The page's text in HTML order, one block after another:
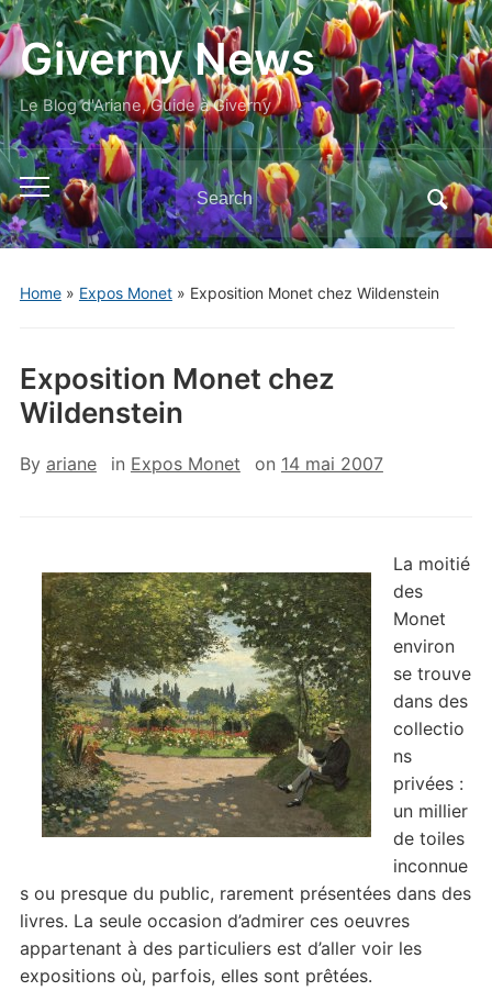
Giverny News
Le Blog d'Ariane, Guide à Giverny
Toggle
mobile
menu
Search
for:
Home» Expos Monet» Exposition Monet chez Wildenstein
Exposition Monet chez
Wildenstein
By ariane in Expos Monet on 14 mai 2007
La moitié
des
Monet
environ
se trouve
dans des
collectio
ns
privées :
un millier
de toiles
inconnue
s ou presque du public, rarement présentées dans des
livres. La seule occasion d’admirer ces oeuvres
appartenant à des particuliers est d’aller voir les
expositions où, parfois, elles sont prêtées.